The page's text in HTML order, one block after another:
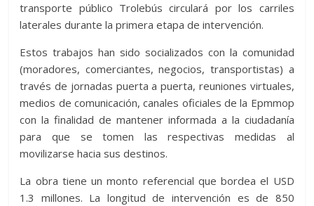
transporte público Trolebús circulará por los carriles
laterales durante la primera etapa de intervención.
Estos trabajos han sido socializados con la comunidad
(moradores, comerciantes, negocios, transportistas) a
través de jornadas puerta a puerta, reuniones virtuales,
medios de comunicación, canales oficiales de la Epmmop
con la finalidad de mantener informada a la ciudadanía
para que se tomen las respectivas medidas al
movilizarse hacia sus destinos.
La obra tiene un monto referencial que bordea el USD
1.3 millones. La longitud de intervención es de 850